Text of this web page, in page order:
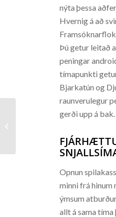
nýta þessa
Hvernig á að
Þú getur leitað
peningar
tímapunkti
Bjarkatún og
raunverulegur
gerði upp á bak.
Opnun
minni frá hinum
ýmsum
allt á sama